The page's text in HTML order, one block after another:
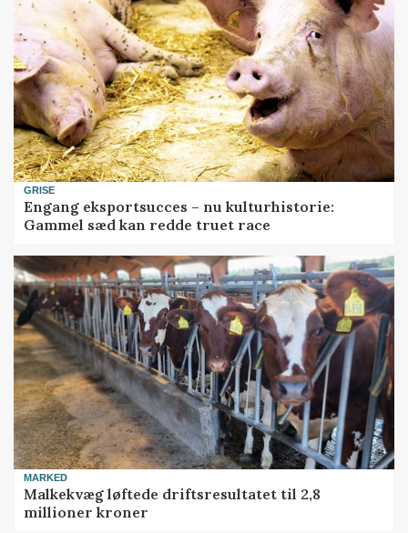
GRISE
Engang eksportsucces – nu kulturhistorie:
Gammel sæd kan redde truet race
MARKED
Malkekvæg løftede driftsresultatet til 2,8
millioner kroner